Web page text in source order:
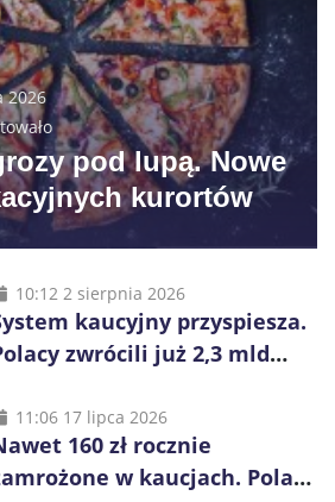
2026
pod lupą. Nowe
kurortów
10:12 2 sierpnia 2026
kaucyjny przyspiesza.
zwrócili już 2,3 mld
11:06 17 lipca 2026
160 zł rocznie
w kaucjach. Polacy